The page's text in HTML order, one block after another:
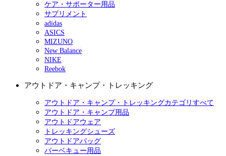
ケア・サポーター用品
サプリメント
adidas
ASICS
MIZUNO
New Balance
NIKE
Reebok
アウトドア・キャンプ・トレッキング
アウトドア・キャンプ・トレッキングカテゴリすべて
アウトドア・キャンプ用品
アウトドアウェア
トレッキングシューズ
アウトドアバッグ
バーベキュー用品